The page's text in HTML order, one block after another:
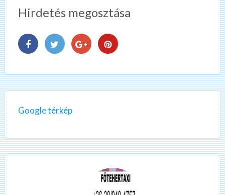
Hirdetés megosztása
Google térkép